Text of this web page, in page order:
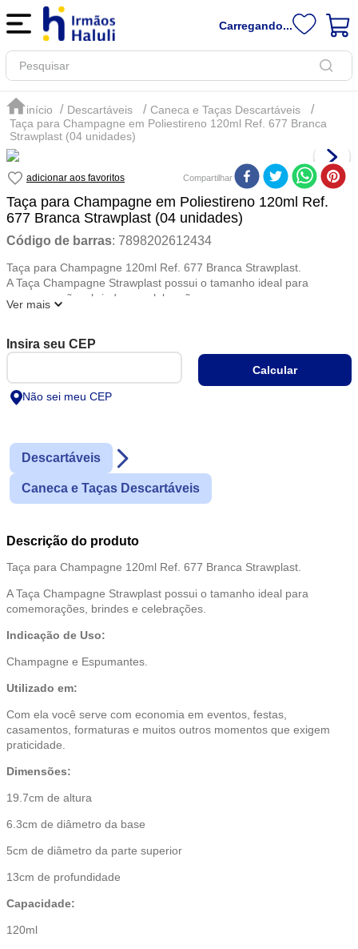
Carregando...
Pesquisar
Descartáveis
Caneca e Taças Descartáveis
Taça para Champagne em Poliestireno 120ml Ref. 677 Branca
Strawplast (04 unidades)
Compartilhar
Taça para Champagne em Poliestireno 120ml Ref.
677 Branca Strawplast (04 unidades)
Código de barras: 7898202612434
Taça para Champagne 120ml Ref. 677 Branca Strawplast.
A Taça Champagne Strawplast possui o tamanho ideal para
comemorações, brindes e celebrações.
Ver mais
Não sei meu CEP
Descartáveis
Caneca e Taças Descartáveis
Descrição do produto
Taça para Champagne 120ml Ref. 677 Branca Strawplast.
A Taça Champagne Strawplast possui o tamanho ideal para
comemorações, brindes e celebrações.
Indicação de Uso:
Champagne e Espumantes.
Utilizado em:
Com ela você serve com economia em eventos, festas,
casamentos, formaturas e muitos outros momentos que exigem
praticidade.
Dimensões:
19.7cm de altura
6.3cm de diâmetro da base
5cm de diâmetro da parte superior
13cm de profundidade
Capacidade:
120ml